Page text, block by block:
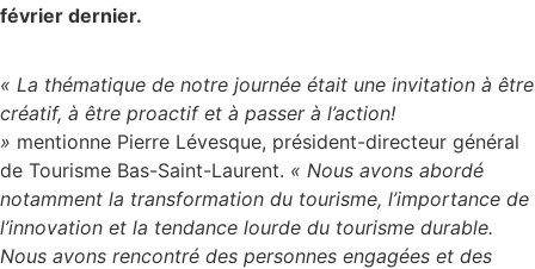
février dernier.
« La thématique de notre journée était une invitation à être
créatif, à être proactif et à passer à l’action!
» mentionne Pierre Lévesque, président-directeur général
de Tourisme Bas-Saint-Laurent. « Nous avons abordé
notamment la transformation du tourisme, l’importance de
l’innovation et la tendance lourde du tourisme durable.
Nous avons rencontré des personnes engagées et des